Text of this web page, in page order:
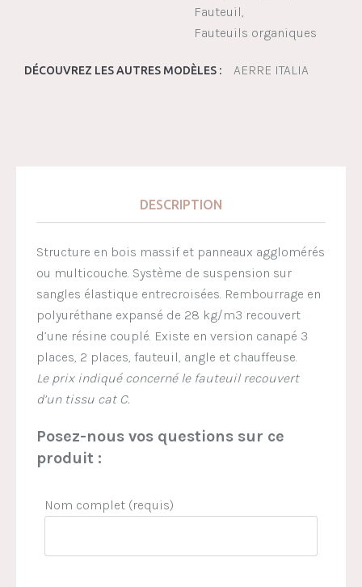
Fauteuil
Fauteuils organiques
DÉCOUVREZ LES AUTRES MODÈLES : AERRE ITALIA
DESCRIPTION
Structure en bois massif et panneaux agglomérés
ou multicouche. Système de suspension sur
sangles élastique entrecroisées. Rembourrage en
polyuréthane expansé de 28 kg/m3 recouvert
d’une résine couplé. Existe en version canapé 3
places, 2 places, fauteuil, angle et chauffeuse.
Le prix indiqué concerné le fauteuil recouvert
d’un tissu cat C.
Posez-nous vos questions sur ce
produit :
Nom complet (requis)